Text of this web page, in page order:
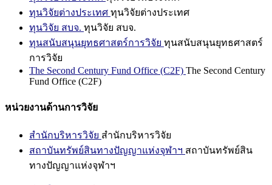
ทุนวิจัยต่างประเทศ ทุนวิจัยต่างประเทศ
ทุนวิจัย สบจ. ทุนวิจัย สบจ.
ทุนสนับสนุนยุทธศาสตร์การวิจัย ทุนสนับสนุนยุทธศาสตร์
การวิจัย
The Second Century Fund Office (C2F) The Second Century
Fund Office (C2F)
หน่วยงานด้านการวิจัย
สำนักบริหารวิจัย สำนักบริหารวิจัย
สถาบันทรัพย์สินทางปัญญาแห่งจุฬาฯ สถาบันทรัพย์สิน
ทางปัญญาแห่งจุฬาฯ